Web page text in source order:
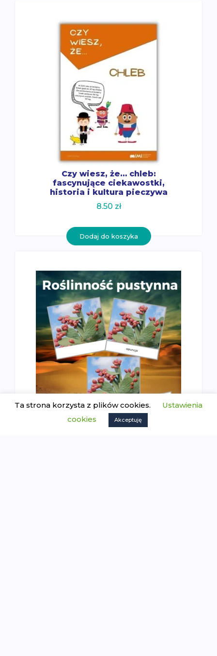
Czy wiesz, że… chleb:
fascynujące ciekawostki,
historia i kultura pieczywa
8.50 zł
Dodaj do koszyka
Roślinność pustynna – karty
Ta strona korzysta z plików cookies.
Ustawienia
cookies
Akceptuję